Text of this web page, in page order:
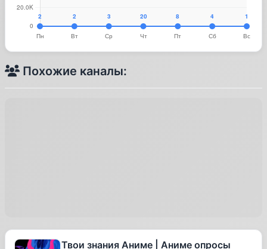
Похожие каналы:
Твои знания Аниме | Аниме опросы